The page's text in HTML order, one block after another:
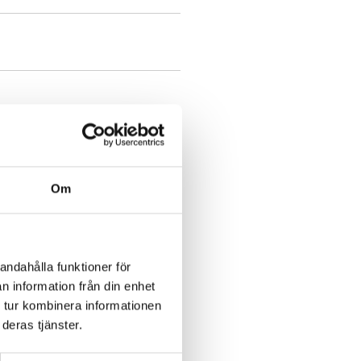
Om
funktioner för
information från din enhet
kombinera informationen
tjänster.